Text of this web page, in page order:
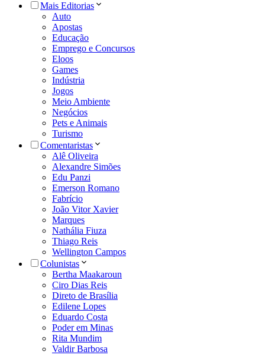
Mais Editorias
Auto
Apostas
Educação
Emprego e Concursos
Eloos
Games
Indústria
Jogos
Meio Ambiente
Negócios
Pets e Animais
Turismo
Comentaristas
Alê Oliveira
Alexandre Simões
Edu Panzi
Emerson Romano
Fabrício
João Vitor Xavier
Marques
Nathália Fiuza
Thiago Reis
Wellington Campos
Colunistas
Bertha Maakaroun
Ciro Dias Reis
Direto de Brasília
Edilene Lopes
Eduardo Costa
Poder em Minas
Rita Mundim
Valdir Barbosa